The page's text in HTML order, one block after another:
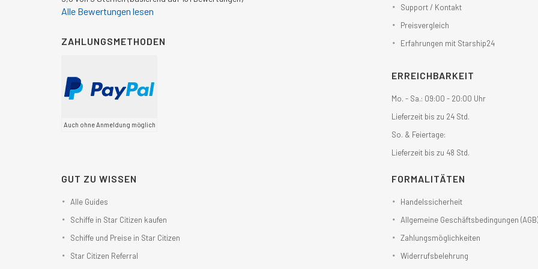
Alle Bewertungen lesen
ZAHLUNGSMETHODEN
Auch ohne Anmeldung möglich
Support / Kontakt
Preisvergleich
Erfahrungen mit Starship24
ERREICHBARKEIT
Mo. - Sa.: 09:00 - 20:00 Uhr
Lieferzeit bis zu 24 Std.
So. & Feiertage:
Lieferzeit bis zu 48 Std.
GUT ZU WISSEN
Alle Guides
Schiffe in Star Citizen kaufen
Schiffe und Preise in Star Citizen
Star Citizen Referral
FORMALITÄTEN
Handelssicherheit
Allgemeine Geschäftsbedingungen (AGB)
Zahlungsmöglichkeiten
Widerrufsbelehrung